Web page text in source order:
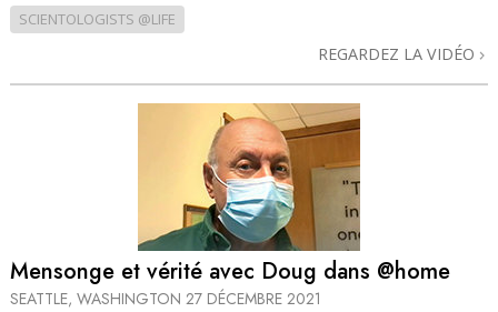
SCIENTOLOGISTS @LIFE
REGARDEZ LA VIDÉO
Mensonge et vérité avec Doug dans @home
SEATTLE, WASHINGTON 27 DÉCEMBRE 2021